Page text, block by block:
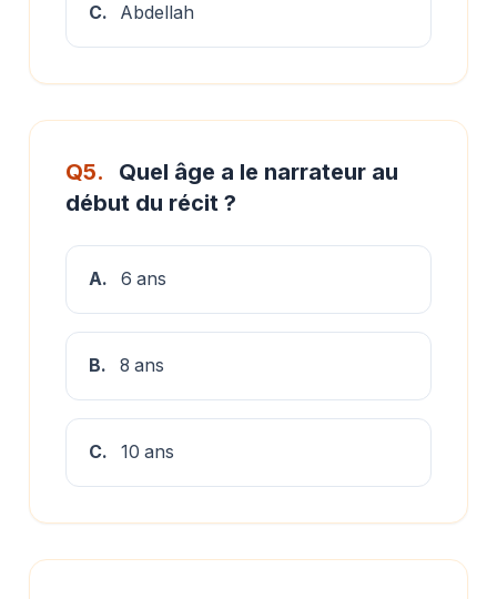
C. Abdellah
Q5.
Quel âge a le narrateur au
début du récit ?
A. 6 ans
B. 8 ans
C. 10 ans